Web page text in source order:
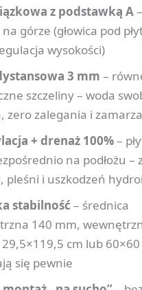
z podstawką A
górze (głowica pod
wysokości)
3 mm –
szczeliny – woda
zero zalegania i
+ drenaż 100%–
na podłożu –
pleśni i uszkodzeń
stabilność – średnica
140 mm,
29,5×119,5 cm lub
się pewnie